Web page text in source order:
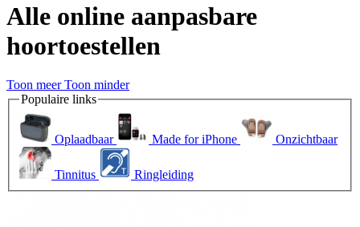
Alle online aanpasbare
hoortoestellen
Toon meerToon minder
Populaire links
Oplaadbaar Made for iPhone Onzichtbaar
Tinnitus Ringleiding